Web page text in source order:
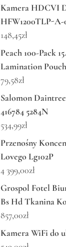
Kamera HDCVI
HFW1200TLP-A-
148,45zł
Peach 100-Pack
Lamination
79,58zł
Salomon
416784 5284N
534,99zł
Przenośny
Lovego Lg102P
4 399,00zł
Grospol Fotel
Bs Hd Tkanina
857,00zł
Kamera WiFi do